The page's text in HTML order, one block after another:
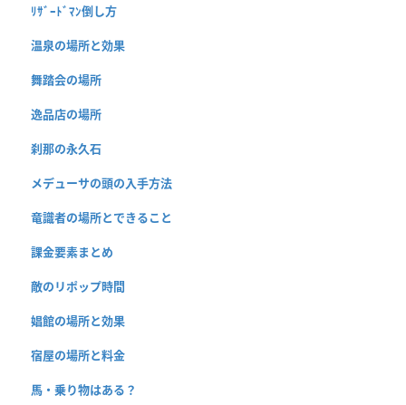
ﾘｻﾞｰﾄﾞﾏﾝ倒し方
温泉の場所と効果
舞踏会の場所
逸品店の場所
刹那の永久石
メデューサの頭の入手方法
竜識者の場所とできること
課金要素まとめ
敵のリポップ時間
娼館の場所と効果
宿屋の場所と料金
馬・乗り物はある？